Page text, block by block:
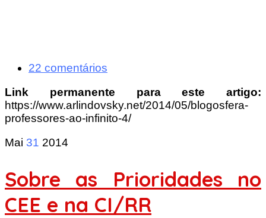
22 comentários
Link permanente para este artigo:
https://www.arlindovsky.net/2014/05/blogosfera-
professores-ao-infinito-4/
Mai 31 2014
Sobre as Prioridades no
CEE e na CI/RR